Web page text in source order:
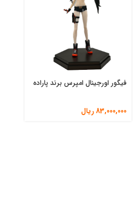
فیگور اورجینال امپرس برند پاراده
83,000,000ریال